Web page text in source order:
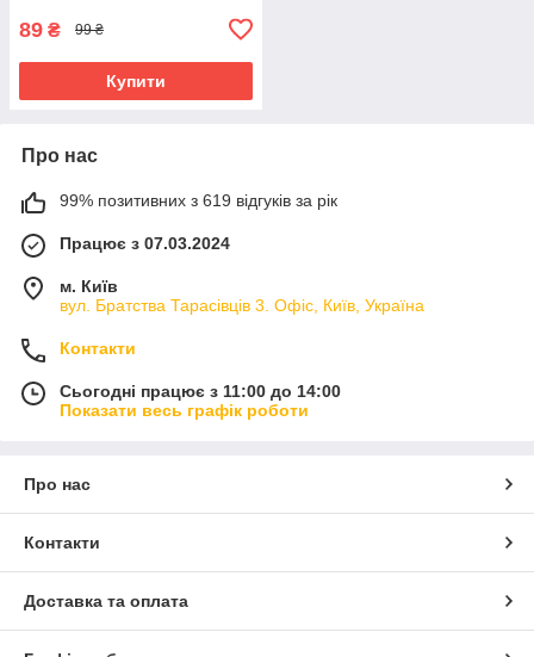
89 ₴ 99 ₴
Купити
Про нас
99% позитивних з 619 відгуків за рік
Працює з 07.03.2024
м. Київ
вул. Братства Тарасівців 3. Офіс, Київ, Україна
Контакти
Сьогодні працює з 11:00 до 14:00
Показати весь графік роботи
Про нас
Контакти
Доставка та оплата